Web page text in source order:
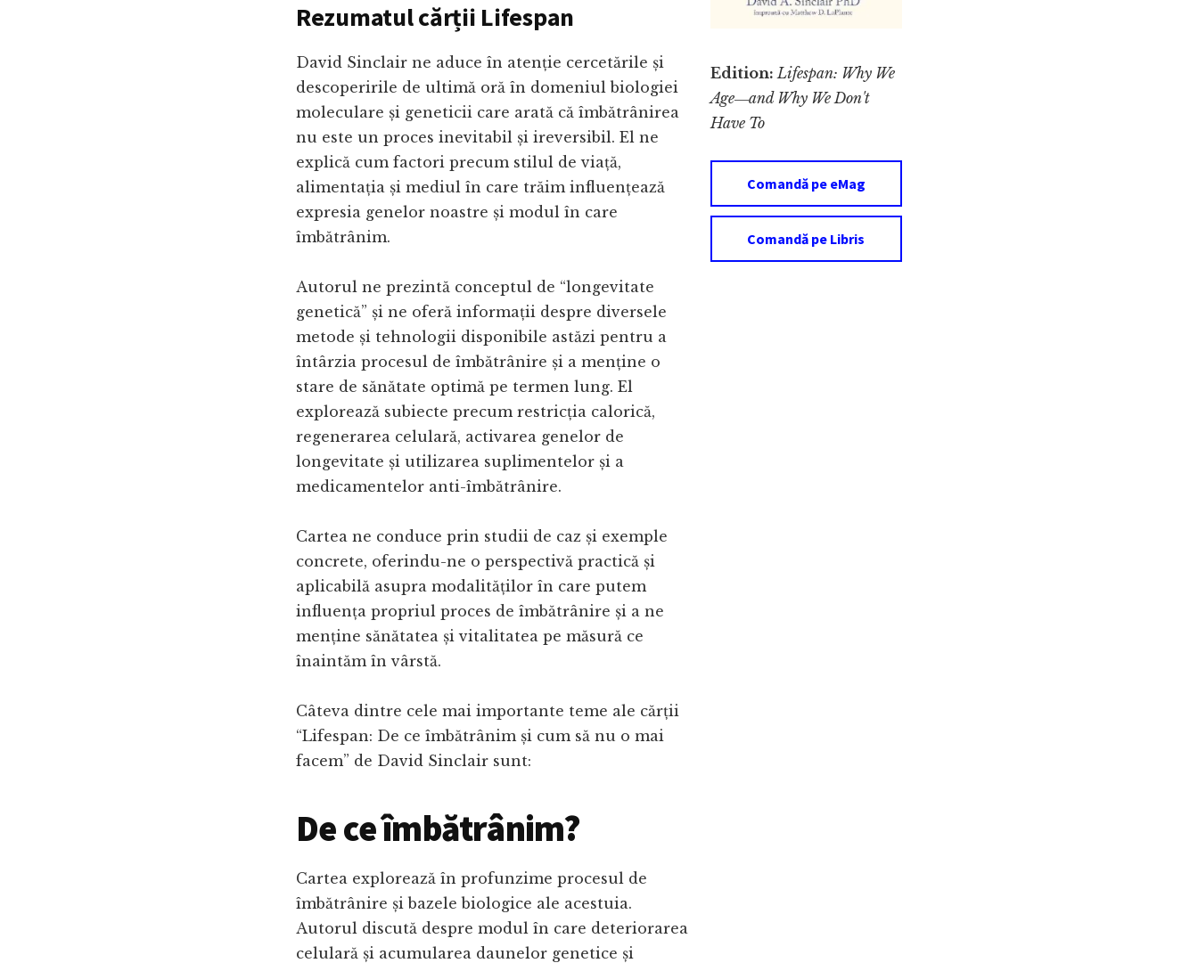
Edition: Lifespan: Why We
Age―and Why We Don't
Have To
Comandă pe eMag
Comandă pe Libris
Rezumatul cărții Lifespan
David Sinclair ne aduce în atenție cercetările și
descoperirile de ultimă oră în domeniul biologiei
moleculare și geneticii care arată că îmbătrânirea
nu este un proces inevitabil și ireversibil. El ne
explică cum factori precum stilul de viață,
alimentația și mediul în care trăim influențează
expresia genelor noastre și modul în care
îmbătrânim.
Autorul ne prezintă conceptul de “longevitate
genetică” și ne oferă informații despre diversele
metode și tehnologii disponibile astăzi pentru a
întârzia procesul de îmbătrânire și a menține o
stare de sănătate optimă pe termen lung. El
explorează subiecte precum restricția calorică,
regenerarea celulară, activarea genelor de
longevitate și utilizarea suplimentelor și a
medicamentelor anti-îmbătrânire.
Cartea ne conduce prin studii de caz și exemple
concrete, oferindu-ne o perspectivă practică și
aplicabilă asupra modalităților în care putem
influența propriul proces de îmbătrânire și a ne
menține sănătatea și vitalitatea pe măsură ce
înaintăm în vârstă.
Câteva dintre cele mai importante teme ale cărții
“Lifespan: De ce îmbătrânim și cum să nu o mai
facem” de David Sinclair sunt:
De ce îmbătrânim?
Cartea explorează în profunzime procesul de
îmbătrânire și bazele biologice ale acestuia.
Autorul discută despre modul în care deteriorarea
celulară și acumularea daunelor genetice și